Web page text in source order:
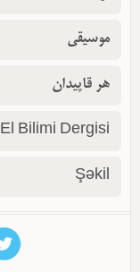
موسیقی
هر قاپیدان
El Bilimi Dergisi
Şəkil